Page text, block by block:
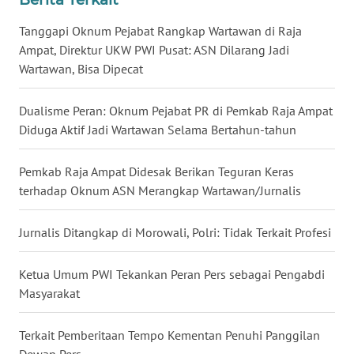
Tanggapi Oknum Pejabat Rangkap Wartawan di Raja
Ampat, Direktur UKW PWI Pusat: ASN Dilarang Jadi
Wartawan, Bisa Dipecat
Dualisme Peran: Oknum Pejabat PR di Pemkab Raja Ampat
Diduga Aktif Jadi Wartawan Selama Bertahun-tahun
Pemkab Raja Ampat Didesak Berikan Teguran Keras
terhadap Oknum ASN Merangkap Wartawan/Jurnalis
Jurnalis Ditangkap di Morowali, Polri: Tidak Terkait Profesi
Ketua Umum PWI Tekankan Peran Pers sebagai Pengabdi
Masyarakat
Terkait Pemberitaan Tempo Kementan Penuhi Panggilan
NUSANTARA
WN
WN
JATIM
WN
BALI
WN
KALBAR
WN
KALTENG